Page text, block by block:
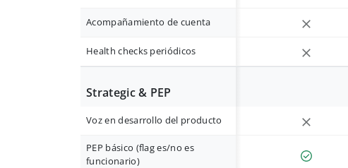
Acompañamiento de cuenta
Health checks periódicos
Strategic & PEP
Voz en desarrollo del producto
PEP básico (flag es/no es
funcionario)